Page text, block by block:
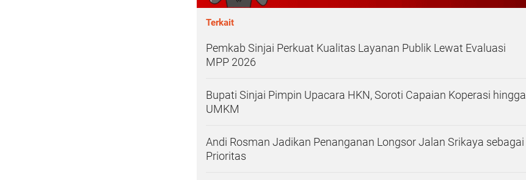
Terkait
Pemkab Sinjai Perkuat Kualitas Layanan Publik Lewat Evaluasi
MPP 2026
Bupati Sinjai Pimpin Upacara HKN, Soroti Capaian Koperasi hingga
UMKM
Andi Rosman Jadikan Penanganan Longsor Jalan Srikaya sebagai
Prioritas